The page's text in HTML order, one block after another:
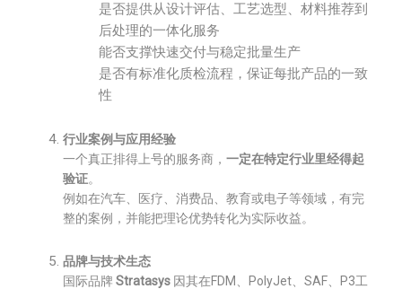
是否提供从设计评估、工艺选型、材料推荐到
后处理的一体化服务
能否支撑快速交付与稳定批量生产
是否有标准化质检流程，保证每批产品的一致
性
行业案例与应用经验
一个真正排得上号的服务商， 一定在特定行业里经得起
验证。
例如在汽车、医疗、消费品、教育或电子等领域，有完
整的案例，并能把理论优势转化为实际收益。
品牌与技术生态
国际品牌 Stratasys 因其在FDM、PolyJet、SAF、P3工